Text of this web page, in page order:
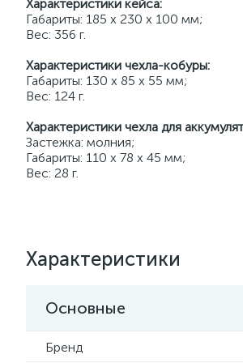
Характеристики кейса:
Габариты: 185 х 230 х 100 мм;
Вес: 356 г.
Характеристики чехла-кобуры:
Габариты: 130 х 85 х 55 мм;
Вес: 124 г.
Характеристики чехла для
Застежка: молния;
Габариты: 110 х 78 х 45 мм;
Вес: 28 г.
Характеристики
Основные
Бренд